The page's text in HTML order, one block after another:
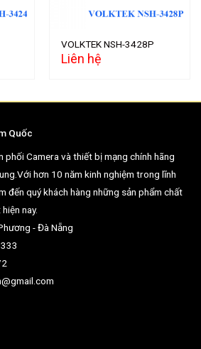
VOLKTEK NSH-3428P
Liên hệ
Quốc
phối Camera và thiết bị mạng chính hãng
hơn 10 năm kinh nghiệm trong lĩnh
đến quý khách hàng những sản phẩm chất
nay.
- Đà Nẵng